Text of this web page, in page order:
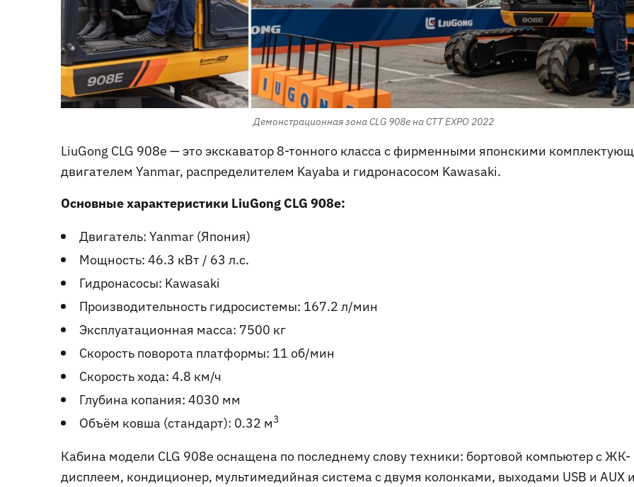
Демонстрационная зона CLG 908e на CTT EXPO 2022
LiuGong CLG 908e — это экскаватор 8-тонного класса с фирменными японскими
двигателем Yanmar, распределителем Kayaba и гидронасосом Kawasaki.
Основные характеристики LiuGong CLG 908e:
Двигатель: Yanmar (Япония)
Мощность: 46.3 кВт / 63 л.с.
Гидронасосы: Kawasaki
Производительность гидросистемы: 167.2 л/мин
Эксплуатационная масса: 7500 кг
Скорость поворота платформы: 11 об/мин
Скорость хода: 4.8 км/ч
Глубина копания: 4030 мм
Объём ковша (стандарт): 0.32 м3
Кабина модели CLG 908e оснащена по последнему слову техники: бортовой компьютер с ЖК-
дисплеем, кондиционер, мультимедийная система с двумя колонками, выходами USB и AUX